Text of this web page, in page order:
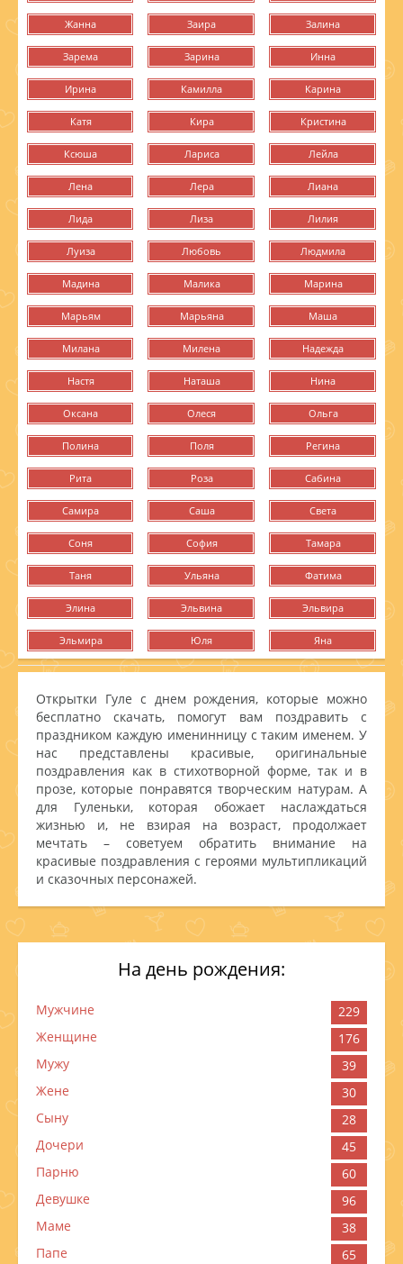
На день рождения:
Мужчине
229
Женщине
176
Мужу
39
Жене
30
Сыну
28
Дочери
45
Парню
60
Девушке
96
Маме
38
Папе
65
Жанна Заира Залина
Зарема Зарина Инна
Ирина Камилла Карина
Катя Кира Кристина
Ксюша Лариса Лейла
Лена Лера Лиана
Лида Лиза Лилия
Луиза Любовь Людмила
Мадина Малика Марина
Марьям Марьяна Маша
Милана Милена Надежда
Настя Наташа Нина
Оксана Олеся Ольга
Полина Поля Регина
Рита Роза Сабина
Самира Саша Света
Соня София Тамара
Таня Ульяна Фатима
Элина Эльвина Эльвира
Эльмира Юля Яна
Открытки Гуле с днем рождения, которые можно
бесплатно скачать, помогут вам поздравить с
праздником каждую именинницу с таким именем. У
нас представлены красивые, оригинальные
поздравления как в стихотворной форме, так и в
прозе, которые понравятся творческим натурам. А
для Гуленьки, которая обожает наслаждаться
жизнью и, не взирая на возраст, продолжает
мечтать – советуем обратить внимание на
красивые поздравления с героями мультипликаций
и сказочных персонажей.